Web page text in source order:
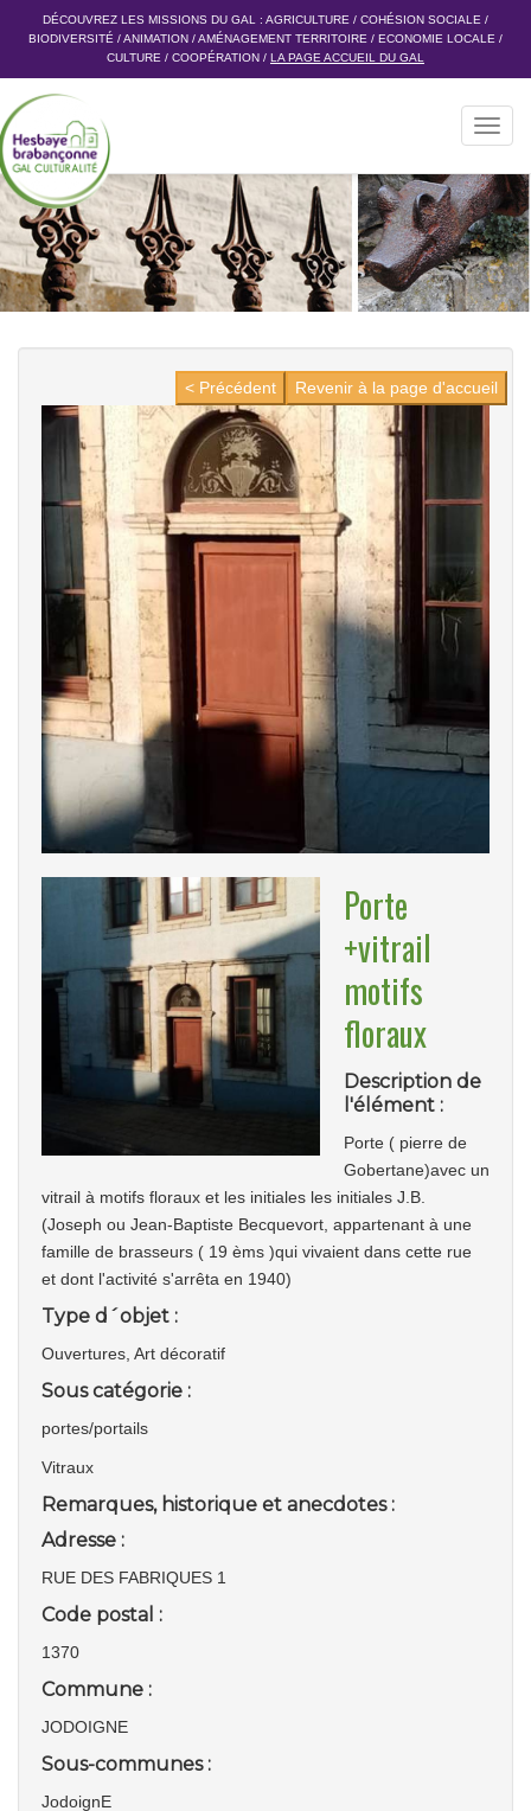
DÉCOUVREZ LES MISSIONS DU GAL : AGRICULTURE / COHÉSION SOCIALE /
BIODIVERSITÉ /ANIMATION /AMÉNAGEMENT TERRITOIRE / ECONOMIE LOCALE /
CULTURE / COOPÉRATION / LA PAGE ACCUEIL DU GAL
Revenir à la page d'accueil
< Précédent
Porte
+vitrail
motifs
floraux
Description de
l'élément :
Porte ( pierre de
Gobertane)avec un
vitrail à motifs floraux et les initiales les initiales J.B.
(Joseph ou Jean-Baptiste Becquevort, appartenant à une
famille de brasseurs ( 19 èms )qui vivaient dans cette rue
et dont l'activité s'arrêta en 1940)
Type d´objet :
Ouvertures, Art décoratif
Sous catégorie :
portes/portails
Vitraux
Remarques, historique et anecdotes :
Adresse :
RUE DES FABRIQUES 1
Code postal :
1370
Commune :
JODOIGNE
Sous-communes :
JodoignE